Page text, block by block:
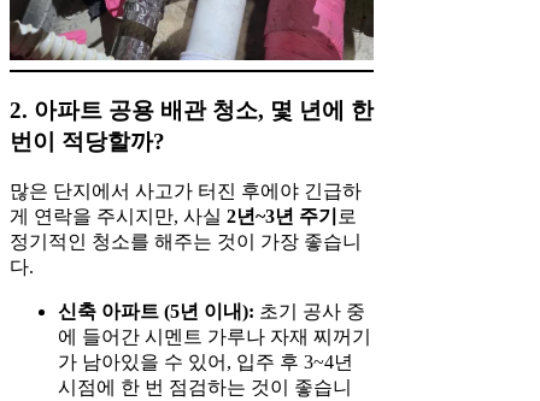
2. 아파트 공용 배관 청소, 몇 년에 한
번이 적당할까?
많은 단지에서 사고가 터진 후에야 긴급하
게 연락을 주시지만, 사실 2년~3년 주기 로
정기적인 청소를 해주는 것이 가장 좋습니
다.
신축 아파트 (5년 이내): 초기 공사 중
에 들어간 시멘트 가루나 자재 찌꺼기
가 남아있을 수 있어, 입주 후 3~4년
시점에 한 번 점검하는 것이 좋습니